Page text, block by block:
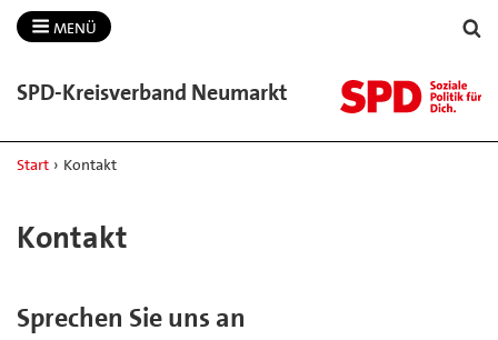
MENÜ
SPD-​Kreisverband Neumarkt
Start › Kontakt
Kontakt
Sprechen Sie uns an